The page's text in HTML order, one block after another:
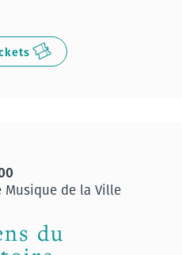
Musique de la Ville
du